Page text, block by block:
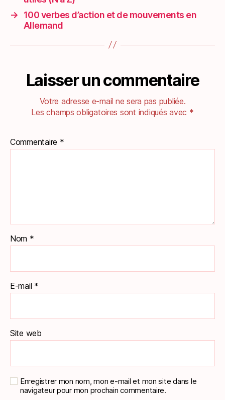
→
100 verbes d’action et de mouvements en
Allemand
Laisser un commentaire
Votre adresse e-mail ne sera pas publiée.
Les champs obligatoires sont indiqués avec *
Commentaire *
Nom *
E-mail *
Site web
Enregistrer mon nom, mon e-mail et mon site dans le
navigateur pour mon prochain commentaire.